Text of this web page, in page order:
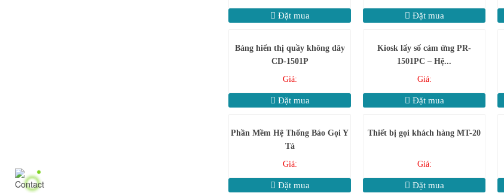
Đặt mua Đặt mua
Bảng hiển thị quầy không dây
CD-1501P
Giá:
Đặt mua
Kiosk lấy số cảm ứng PR-
1501PC – Hệ...
Giá:
Đặt mua
Phần Mềm Hệ Thống Báo Gọi Y
Tá
Giá:
Đặt mua
Thiết bị gọi khách hàng MT-20
Giá:
Đặt mua